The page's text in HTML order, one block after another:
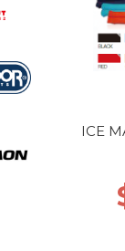
ICE